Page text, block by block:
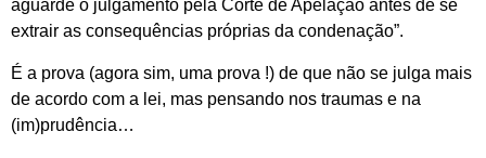
aguarde o julgamento pela Corte de Apelação antes de se
extrair as consequências próprias da condenação”.
É a prova (agora sim, uma prova !) de que não se julga mais
de acordo com a lei, mas pensando nos traumas e na
(im)prudência…